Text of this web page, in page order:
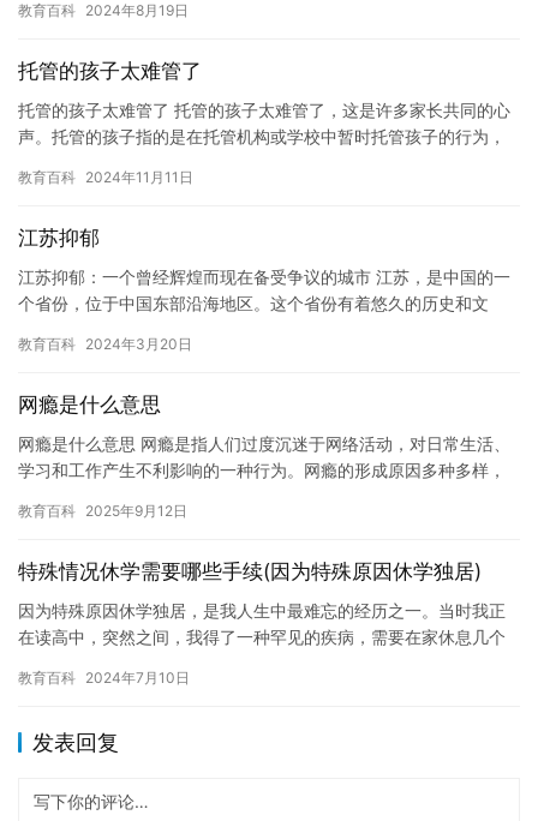
展。因…
教育百科 2024年8月19日
托管的孩子太难管了
托管的孩子太难管了 托管的孩子太难管了，这是许多家长共同的心
声。托管的孩子指的是在托管机构或学校中暂时托管孩子的行为，
孩子…
教育百科 2024年11月11日
江苏抑郁
江苏抑郁：一个曾经辉煌而现在备受争议的城市 江苏，是中国的一
个省份，位于中国东部沿海地区。这个省份有着悠久的历史和文
着一个…
教育百科 2024年3月20日
网瘾是什么意思
网瘾是什么意思 网瘾是指人们过度沉迷于网络活动，对日常生活、
学习和工作产生不利影响的一种行为。网瘾的形成原因多种多样，
身…
教育百科 2025年9月12日
特殊情况休学需要哪些手续(因为特殊原因休学独居)
因为特殊原因休学独居，是我人生中最难忘的经历之一。当时我正
在读高中，突然之间，我得了一种罕见的疾病，需要在家休息几个
知识，…
教育百科 2024年7月10日
发表回复